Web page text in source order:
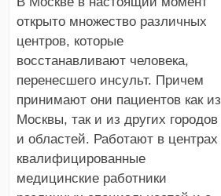
открыто множество различных
центров, которые
восстанавливают человека,
перенесшего инсульт. Причем
принимают они пациентов как из
Москвы, так и из других городов
и областей. Работают в центрах
квалифицированные
медицинские работники